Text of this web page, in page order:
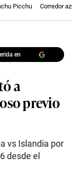
Picchu Corredor
en
a
previo
vs Islandia por
desde el